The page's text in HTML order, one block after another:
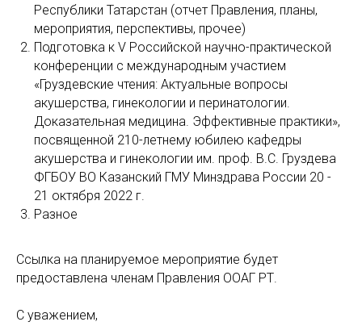
Республики Татарстан (отчет Правления, планы,
мероприятия, перспективы, прочее)
Подготовка к V Российской научно-практической
конференции с международным участием
«Груздевские чтения: Актуальные вопросы
акушерства, гинекологии и перинатологии.
Доказательная медицина. Эффективные практики»,
посвященной 210-летнему юбилею кафедры
акушерства и гинекологии им. проф. В.С. Груздева
ФГБОУ ВО Казанский ГМУ Минздрава России 20 -
21 октября 2022 г.
Разное
Ссылка на планируемое мероприятие будет
предоставлена членам Правления ООАГ РТ.
С уважением,